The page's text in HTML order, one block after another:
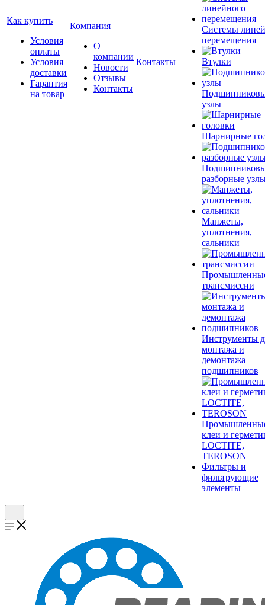
Как купить
Условия
оплаты
Условия
доставки
Гарантия
на товар
Компания
О
компании
Новости
Отзывы
Контакты
Контакты
Системы
перемещения
Втулки
узлы
Шарнирные
разборные
Манжеты,
уплотнения,
сальники
трансмиссии
Инструменты
монтажа и
демонтажа
подшипников
клеи и
LOCTITE,
TEROSON
Фильтры и
фильтрующие
элементы